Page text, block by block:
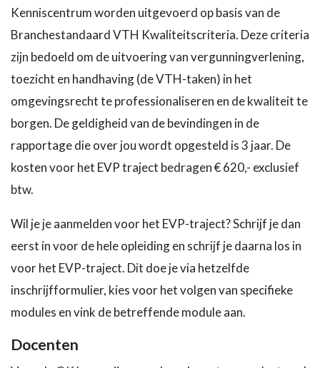
Kenniscentrum worden uitgevoerd op basis van de
Branchestandaard VTH Kwaliteitscriteria. Deze criteria
zijn bedoeld om de uitvoering van vergunningverlening,
toezicht en handhaving (de VTH-taken) in het
omgevingsrecht te professionaliseren en de kwaliteit te
borgen. De geldigheid van de bevindingen in de
rapportage die over jou wordt opgesteld is 3 jaar. De
kosten voor het EVP traject bedragen € 620,- exclusief
btw.
Wil je je aanmelden voor het EVP-traject? Schrijf je dan
eerst in voor de hele opleiding en schrijf je daarna los in
voor het EVP-traject. Dit doe je via hetzelfde
inschrijfformulier, kies voor het volgen van specifieke
modules en vink de betreffende module aan.
Docenten